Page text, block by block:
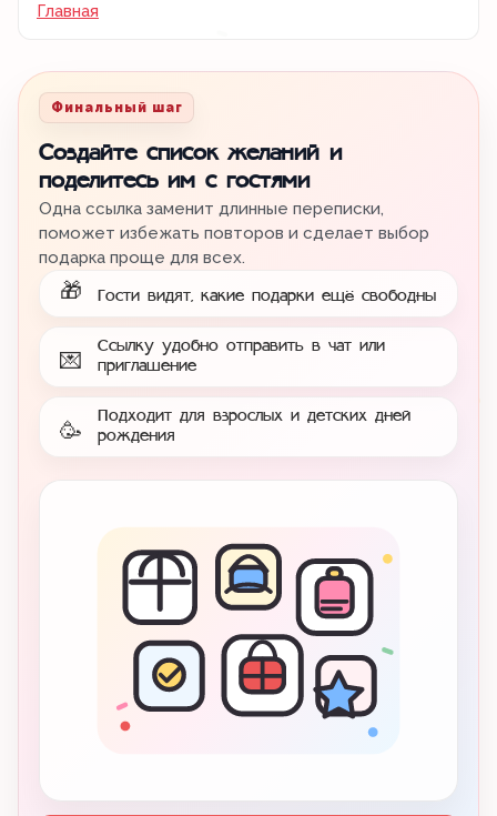
Главная
Финальный шаг
Создайте список желаний и
поделитесь им с гостями
Одна ссылка заменит длинные переписки,
поможет избежать повторов и сделает выбор
подарка проще для всех.
🎁 Гости видят, какие подарки ещё свободны
💌
Ссылку удобно отправить в чат или
приглашение
🥳
Подходит для взрослых и детских дней
рождения